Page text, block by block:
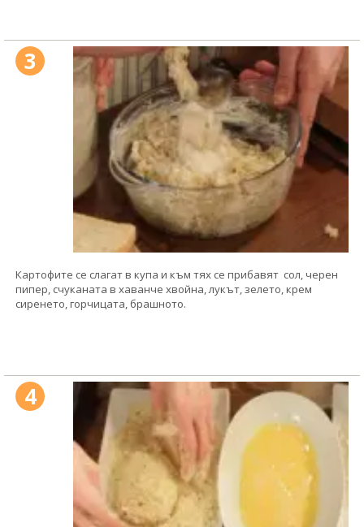
3
Картофите се слагат в купа и към тях се прибавят сол, черен
пипер, счуканата в хаванче хвойна, лукът, зелето, крем
сиренето, горчицата, брашното.
4